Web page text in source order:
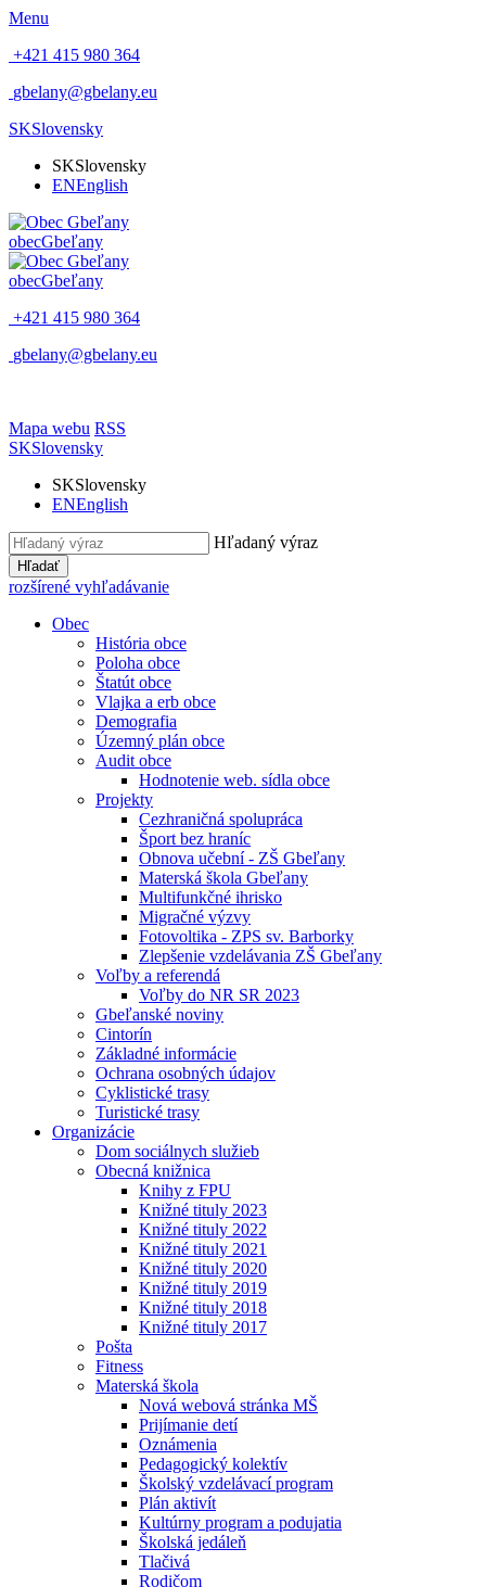
Menu
+421 415 980 364
gbelany@gbelany.eu
SKSlovensky
SKSlovensky
ENEnglish
obecGbeľany
obecGbeľany
+421 415 980 364
gbelany@gbelany.eu
Mapa webu RSS
SKSlovensky
SKSlovensky
ENEnglish
Hľadaný výraz
Hľadať
rozšírené vyhľadávanie
Obec
História obce
Poloha obce
Štatút obce
Vlajka a erb obce
Demografia
Územný plán obce
Audit obce
Hodnotenie web. sídla obce
Projekty
Cezhraničná spolupráca
Šport bez hraníc
Obnova učební - ZŠ Gbeľany
Materská škola Gbeľany
Multifunkčné ihrisko
Migračné výzvy
Fotovoltika - ZPS sv. Barborky
Zlepšenie vzdelávania ZŠ Gbeľany
Voľby a referendá
Voľby do NR SR 2023
Gbeľanské noviny
Cintorín
Základné informácie
Ochrana osobných údajov
Cyklistické trasy
Turistické trasy
Organizácie
Dom sociálnych služieb
Obecná knižnica
Knihy z FPU
Knižné tituly 2023
Knižné tituly 2022
Knižné tituly 2021
Knižné tituly 2020
Knižné tituly 2019
Knižné tituly 2018
Knižné tituly 2017
Pošta
Fitness
Materská škola
Nová webová stránka MŠ
Prijímanie detí
Oznámenia
Pedagogický kolektív
Školský vzdelávací program
Plán aktivít
Kultúrny program a podujatia
Školská jedáleň
Tlačivá
Rodičom